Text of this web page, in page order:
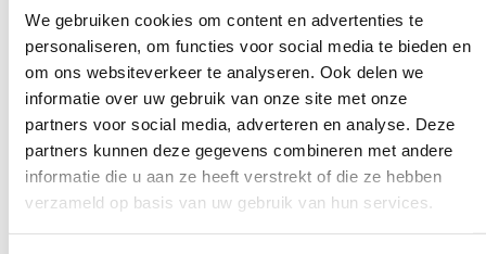
We gebruiken cookies om content en advertenties te
personaliseren, om functies voor social media te bieden en
om ons websiteverkeer te analyseren. Ook delen we
informatie over uw gebruik van onze site met onze
partners voor social media, adverteren en analyse. Deze
partners kunnen deze gegevens combineren met andere
informatie die u aan ze heeft verstrekt of die ze hebben
verzameld op basis van uw gebruik van hun services.
G1a VErzamelpunt Lokaal volgt in Magister Activiteit Op
vrijdag 13 oktober a.s. hebben de leerlingen geen les
volgens hun...
LEES VERDER